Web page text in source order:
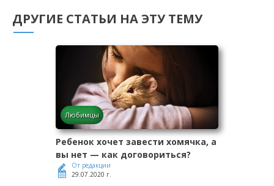
ДРУГИЕ СТАТЬИ НА ЭТУ ТЕМУ
Любимцы
Ребенок хочет завести хомячка, а
вы нет — как договориться?
От редакции
29.07.2020 г.